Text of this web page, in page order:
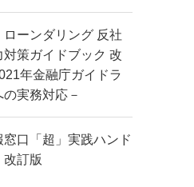
ローンダリング 反社
対策ガイドブック 改
年金融庁ガイドラ
の実務対応－
窓口「超」実践ハンド
訂版